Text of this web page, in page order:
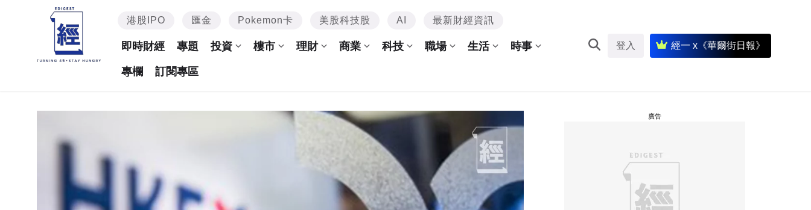
港股IPO 匯金 Pokemon卡 美股科技股 AI 最新財經資訊
即時財經 專題 投資 樓市 理財 商業 科技 職場 生活 時事
專欄 訂閱專區
登入 經一 x《華爾街日報》
廣告